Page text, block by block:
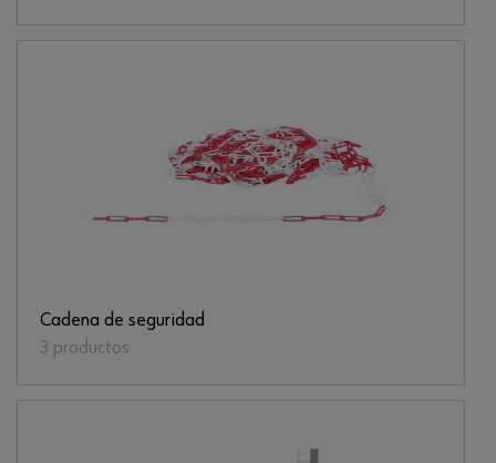
Cadena de seguridad
3 productos